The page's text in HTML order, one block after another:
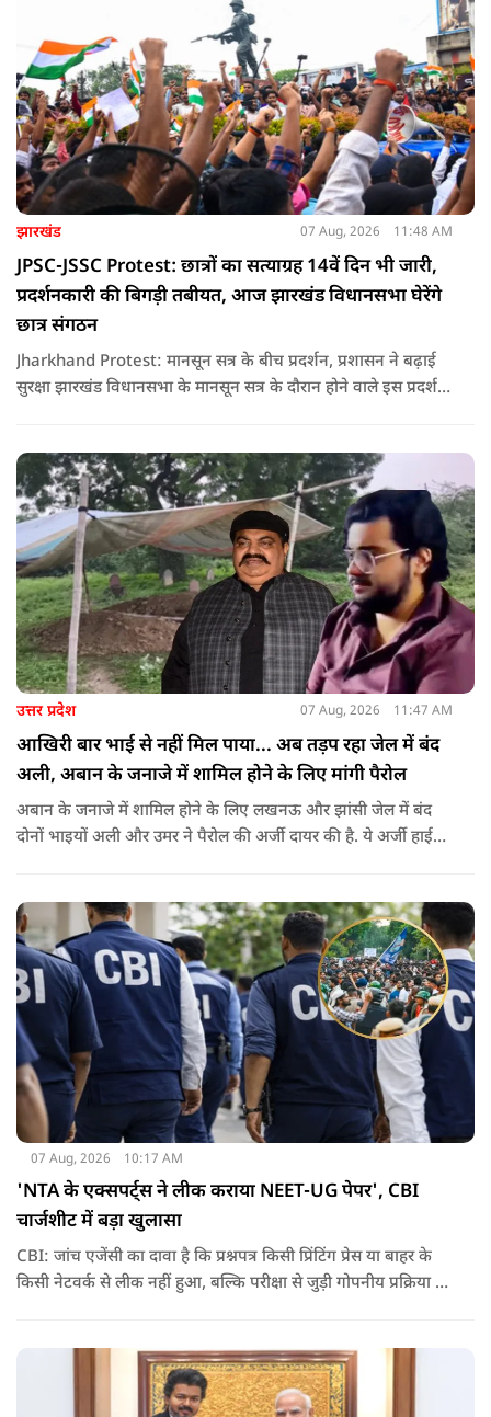
झारखंड 07 Aug, 2026 11:48 AM
JPSC-JSSC Protest: छात्रों का सत्याग्रह 14वें दिन भी जारी,
प्रदर्शनकारी की बिगड़ी तबीयत, आज झारखंड विधानसभा घेरेंगे
छात्र संगठन
Jharkhand Protest: मानसून सत्र के बीच प्रदर्शन, प्रशासन ने बढ़ाई
सुरक्षा झारखंड विधानसभा के मानसून सत्र के दौरान होने वाले इस प्रदर्शन
जनाधिकार महासभा के आह्वान पर आयोजित किया जा रहा है.
उत्तर प्रदेश 07 Aug, 2026 11:47 AM
आखिरी बार भाई से नहीं मिल पाया... अब तड़प रहा जेल में बंद
अली, अबान के जनाजे में शामिल होने के लिए मांगी पैरोल
अबान के जनाजे में शामिल होने के लिए लखनऊ और झांसी जेल में बंद
दोनों भाइयों अली और उमर ने पैरोल की अर्जी दायर की है. ये अर्जी हाई
07 Aug, 2026 10:17 AM
'NTA के एक्सपर्ट्स ने लीक कराया NEET-UG पेपर', CBI
चार्जशीट में बड़ा खुलासा
CBI: जांच एजेंसी का दावा है कि प्रश्नपत्र किसी प्रिंटिंग प्रेस या बाहर के
किसी नेटवर्क से लीक नहीं हुआ, बल्कि परीक्षा से जुड़ी गोपनीय प्रक्रिया में